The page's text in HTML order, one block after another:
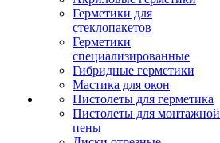
Герметики для
стеклопакетов
Герметики
специализированные
Гибридные герметики
Мастика для окон
Пистолеты для герметика
Пистолеты для монтажной
пены